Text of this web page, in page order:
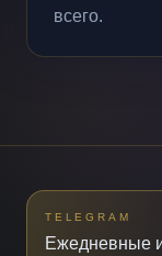
всего.
TELEGRAM
Ежедневные